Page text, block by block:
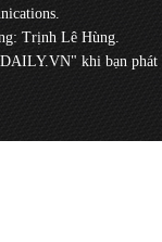
Trịnh Lê Hùng.
khi bạn phát